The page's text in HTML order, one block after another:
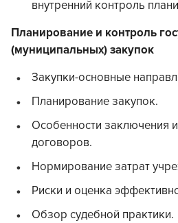
внутренний контроль
Планирование и контроль
(муниципальных) закупок
Закупки-основные
Планирование закупок.
Особенности заключения
договоров.
Нормирование затрат
Риски и оценка
Обзор судебной практики.